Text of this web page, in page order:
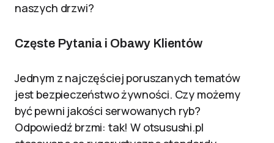
naszych drzwi?
Częste Pytania i Obawy Klientów
Jednym z najczęściej poruszanych tematów
jest bezpieczeństwo żywności. Czy możemy
być pewni jakości serwowanych ryb?
Odpowiedź brzmi: tak! W otsusushi.pl